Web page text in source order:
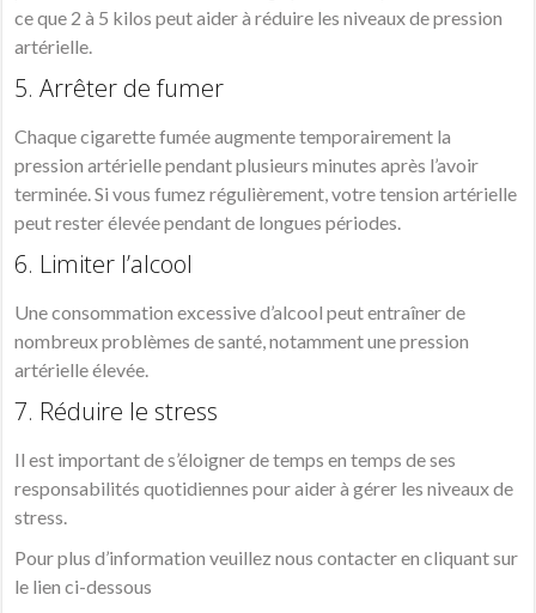
ce que 2 à 5 kilos peut aider à réduire les niveaux de pression
artérielle.
5. Arrêter de fumer
Chaque cigarette fumée augmente temporairement la
pression artérielle pendant plusieurs minutes après l’avoir
terminée. Si vous fumez régulièrement, votre tension artérielle
peut rester élevée pendant de longues périodes.
6. Limiter l’alcool
Une consommation excessive d’alcool peut entraîner de
nombreux problèmes de santé, notamment une pression
artérielle élevée.
7. Réduire le stress
Il est important de s’éloigner de temps en temps de ses
responsabilités quotidiennes pour aider à gérer les niveaux de
stress.
Pour plus d’information veuillez nous contacter en cliquant sur
le lien ci-dessous